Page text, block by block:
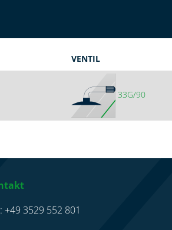
VENTIL
33G/90
+49 3529 552 801